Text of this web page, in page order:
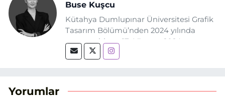
Buse Kuşcu
Kütahya Dumlupınar Üniversitesi Grafik
Tasarım Bölümü’nden 2024 yılında
mezun oldum. 17 Ağustos 2024
tarihinde, Grafik Tasarım alanında staj
Yorumlar